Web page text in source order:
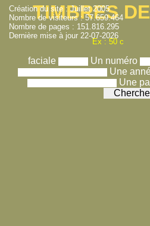
TIMBRES
Ex : 50 c
faciale Un numéro
Une
Une
Création du site : Juillet 2005
Nombre de visiteurs : 57.659.464
Nombre de pages : 151.816.295
Dernière mise à jour 22-07-2026